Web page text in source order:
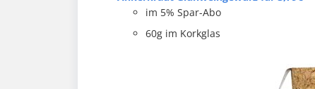
im 5% Spar-Abo
60g im Korkglas